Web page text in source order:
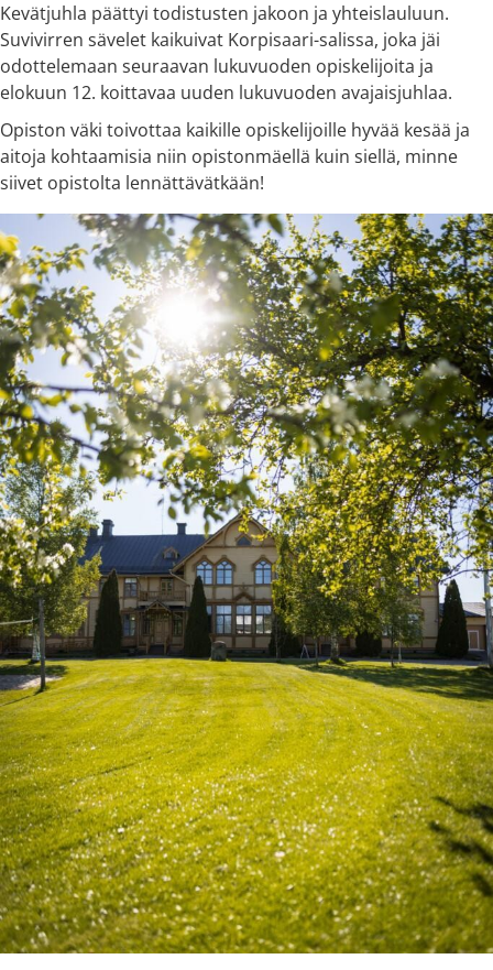
Kevätjuhla päättyi todistusten jakoon ja yhteislauluun.
Suvivirren sävelet kaikuivat Korpisaari-salissa, joka jäi
odottelemaan seuraavan lukuvuoden opiskelijoita ja
elokuun 12. koittavaa uuden lukuvuoden avajaisjuhlaa.
Opiston väki toivottaa kaikille opiskelijoille hyvää kesää ja
aitoja kohtaamisia niin opistonmäellä kuin siellä, minne
siivet opistolta lennättävätkään!